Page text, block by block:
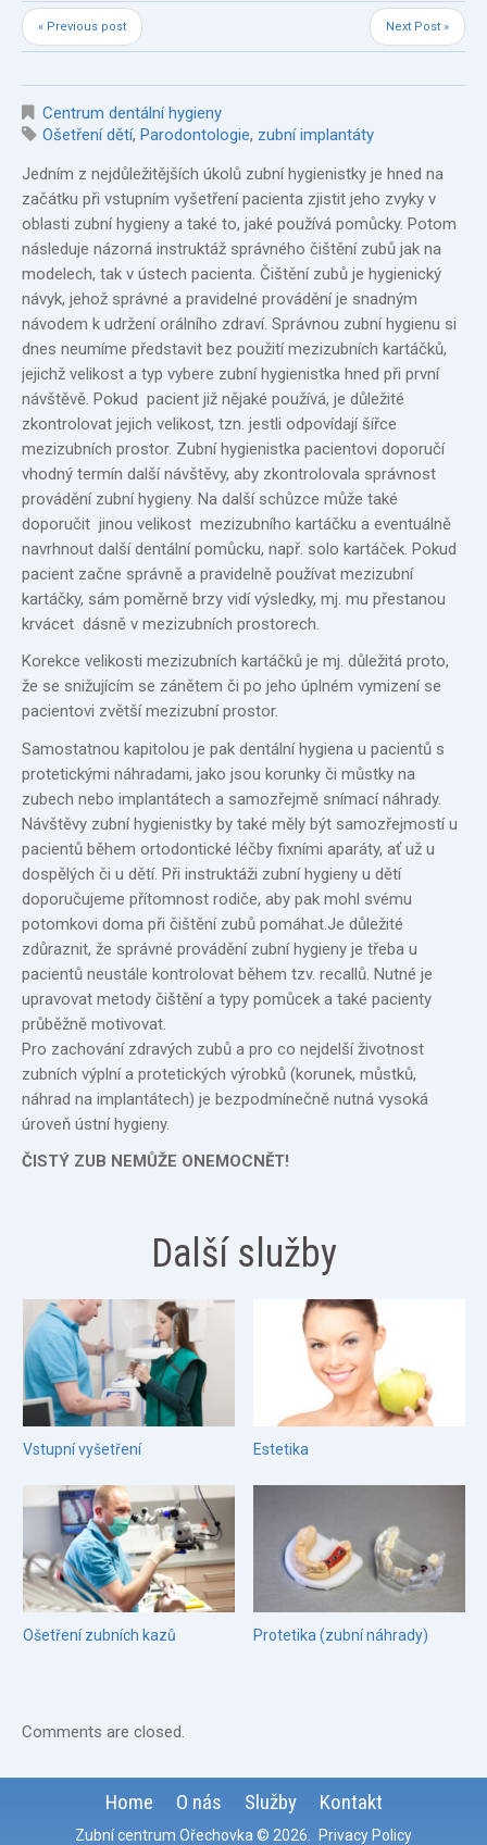
« Previous post Next Post »
Centrum dentální hygieny
Ošetření dětí, Parodontologie, zubní implantáty
Jedním z nejdůležitějších úkolů zubní hygienistky je hned na
začátku při vstupním vyšetření pacienta zjistit jeho zvyky v
oblasti zubní hygieny a také to, jaké používá pomůcky. Potom
následuje názorná instruktáž správného čištění zubů jak na
modelech, tak v ústech pacienta. Čištění zubů je hygienický
návyk, jehož správné a pravidelné provádění je snadným
návodem k udržení orálního zdraví. Správnou zubní hygienu si
dnes neumíme představit bez použití mezizubních kartáčků,
jejichž velikost a typ vybere zubní hygienistka hned při první
návštěvě. Pokud pacient již nějaké používá, je důležité
zkontrolovat jejich velikost, tzn. jestli odpovídají šířce
mezizubních prostor. Zubní hygienistka pacientovi doporučí
vhodný termín další návštěvy, aby zkontrolovala správnost
provádění zubní hygieny. Na další schůzce může také
doporučit jinou velikost mezizubního kartáčku a eventuálně
navrhnout další dentální pomůcku, např. solo kartáček. Pokud
pacient začne správně a pravidelně používat mezizubní
kartáčky, sám poměrně brzy vidí výsledky, mj. mu přestanou
krvácet dásně v mezizubních prostorech.
Korekce velikosti mezizubních kartáčků je mj. důležitá proto,
že se snižujícím se zánětem či po jeho úplném vymizení se
pacientovi zvětší mezizubní prostor.
Samostatnou kapitolou je pak dentální hygiena u pacientů s
protetickými náhradami, jako jsou korunky či můstky na
zubech nebo implantátech a samozřejmě snímací náhrady.
Návštěvy zubní hygienistky by také měly být samozřejmostí u
pacientů během ortodontické léčby fixními aparáty, ať už u
dospělých či u dětí. Při instruktáži zubní hygieny u dětí
doporučujeme přítomnost rodiče, aby pak mohl svému
potomkovi doma při čištění zubů pomáhat.Je důležité
zdůraznit, že správné provádění zubní hygieny je třeba u
pacientů neustále kontrolovat během tzv. recallů. Nutné je
upravovat metody čištění a typy pomůcek a také pacienty
průběžně motivovat.
Pro zachování zdravých zubů a pro co nejdelší životnost
zubních výplní a protetických výrobků (korunek, můstků,
náhrad na implantátech) je bezpodmínečně nutná vysoká
úroveň ústní hygieny.
ČISTÝ ZUB NEMŮŽE ONEMOCNĚT!
Další služby
Vstupní vyšetření Estetika
Ošetření zubních kazů Protetika (zubní náhrady)
Comments are closed.
Home O nás Služby Kontakt
Zubní centrum Ořechovka © 2026 Privacy Policy